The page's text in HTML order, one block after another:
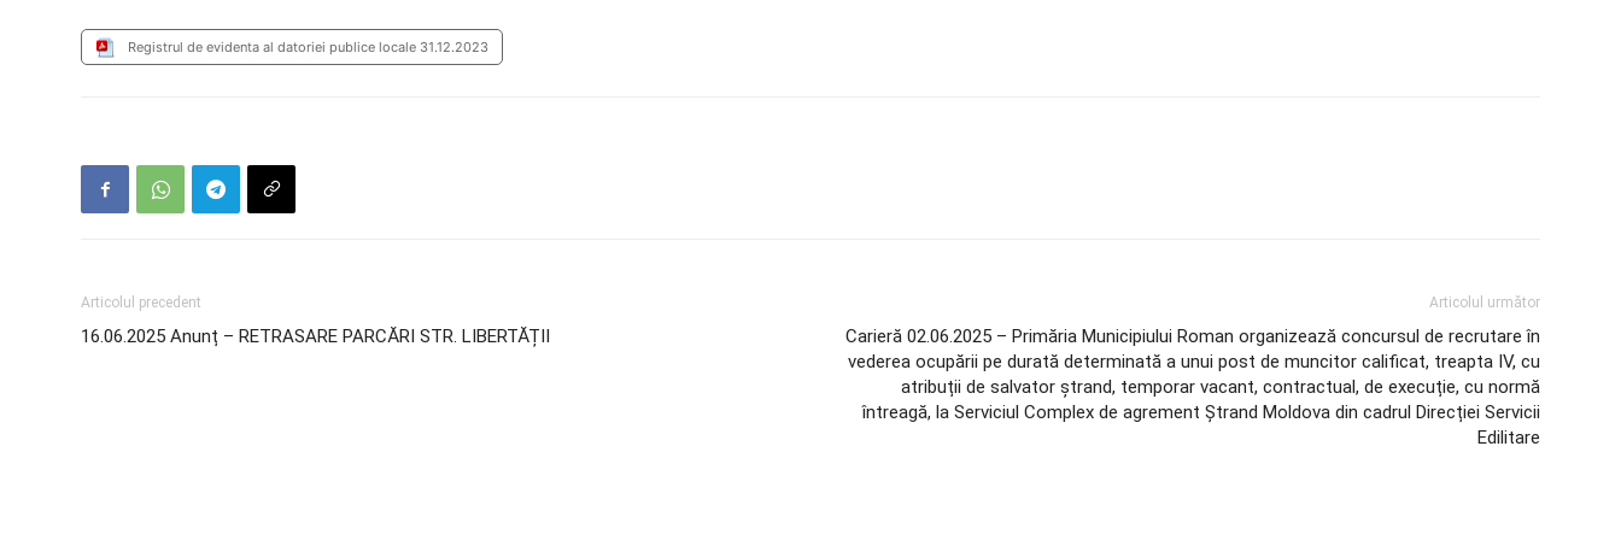
Registrul de evidenta al datoriei publice locale 31.12.2023
Articolul precedent
16.06.2025 Anunț – RETRASARE PARCĂRI STR. LIBERTĂȚII
Articolul următor
Carieră 02.06.2025 – Primăria Municipiului Roman organizează concursul de recrutare în
vederea ocupării pe durată determinată a unui post de muncitor calificat, treapta IV, cu
atribuții de salvator ștrand, temporar vacant, contractual, de execuție, cu normă
întreagă, la Serviciul Complex de agrement Ștrand Moldova din cadrul Direcției Servicii
Edilitare